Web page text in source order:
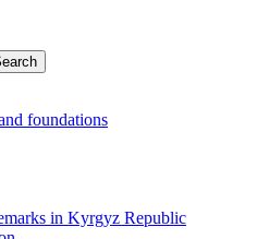
foundations
in Kyrgyz Republic